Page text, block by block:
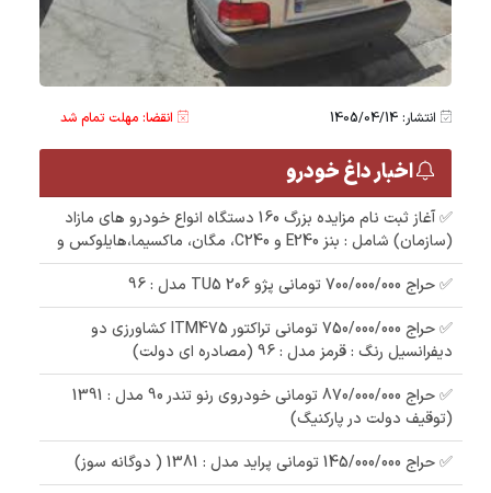
انتشار: 1405/04/14 انقضا: مهلت تمام شد
اخبار داغ خودرو
✅ آغاز ثبت نام مزایده بزرگ 160 دستگاه انواع خودرو های مازاد
(سازمان) شامل : بنز E240 و C240، مگان، ماکسیما،هایلوکس و
✅ حراج 700/000/000 تومانی پژو 206 TU5 مدل : 96
✅ حراج 750/000/000 تومانی تراکتور ITM475 کشاورزی دو
دیفرانسیل رنگ : قرمز مدل : 96 (مصادره ای دولت)
✅ حراج 870/000/000 تومانی خودروی رنو تندر 90 مدل : 1391
(توقیف دولت در پارکنیگ)
✅ حراج 145/000/000 تومانی پراید مدل : 1381 ( دوگانه سوز)